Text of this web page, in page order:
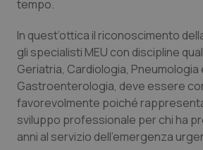
Salute orale & impianti
Sangue & coagulazione
Tiroide
tempo.
In quest’ottica il riconoscimento
gli specialisti MEU con discipline
Geriatria, Cardiologia, Pneumologia
Gastroenterologia, deve essere
favorevolmente poiché
sviluppo professionale per chi ha
anni al servizio dell’emergenza